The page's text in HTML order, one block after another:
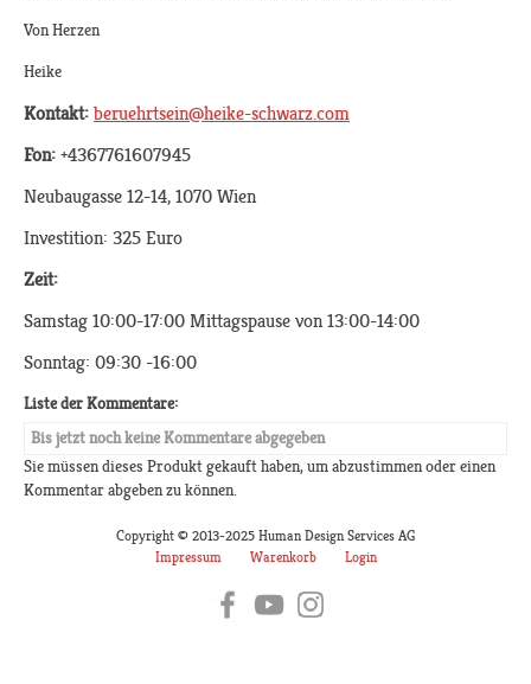
Von Herzen
Heike
Kontakt: beruehrtsein@heike-schwarz.com
Fon: +4367761607945
Neubaugasse 12-14, 1070 Wien
Investition: 325 Euro
Zeit:
Samstag 10:00-17:00 Mittagspause von 13:00-14:00
Sonntag: 09:30 -16:00
Liste der Kommentare:
Bis jetzt noch keine Kommentare abgegeben
Sie müssen dieses Produkt gekauft haben, um abzustimmen oder einen
Kommentar abgeben zu können.
Copyright © 2013-2025 Human Design Services AG
Impressum
Warenkorb Login